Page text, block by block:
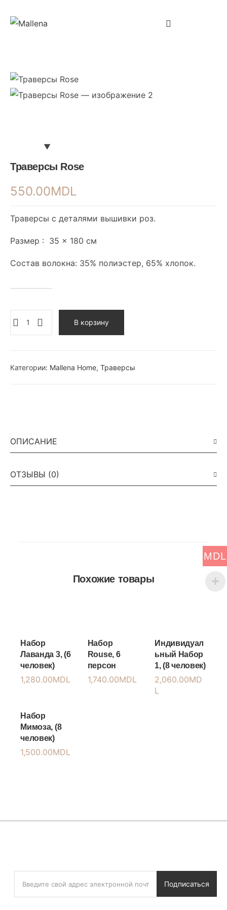
Траверсы Rose
550.00MDL
Траверсы с деталями вышивки роз.
Размер : 35 × 180 см
Состав волокна: 35% полиэстер, 65% хлопок.
В корзину
Категории: Mallena Home, Траверсы
ОПИСАНИЕ
ОТЗЫВЫ (0)
Похожие товары
Набор
Лаванда 3, (6
человек)
1,280.00MDL
Набор
Rouse, 6
персон
1,740.00MDL
Индивидуал
ьный Набор
1, (8 человек)
2,060.00MD
L
Набор
Мимоза, (8
человек)
1,500.00MDL
Подписаться
MDL